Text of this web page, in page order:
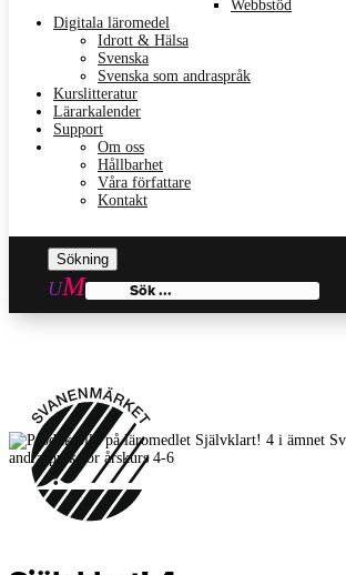
Webbstöd
Digitala läromedel
Idrott & Hälsa
Svenska
Svenska som andraspråk
Kurslitteratur
Lärarkalender
Support
Om oss
Hållbarhet
Våra författare
Kontakt
Sök
efter: